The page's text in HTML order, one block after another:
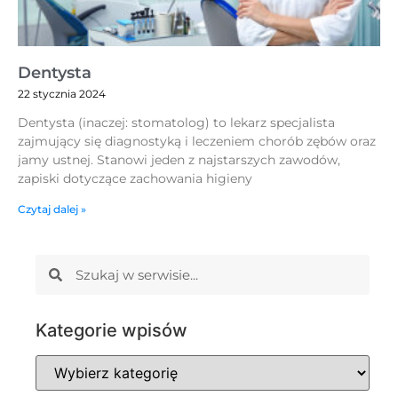
Dentysta
22 stycznia 2024
Dentysta (inaczej: stomatolog) to lekarz specjalista
zajmujący się diagnostyką i leczeniem chorób zębów oraz
jamy ustnej. Stanowi jeden z najstarszych zawodów,
zapiski dotyczące zachowania higieny
Czytaj dalej »
Kategorie wpisów